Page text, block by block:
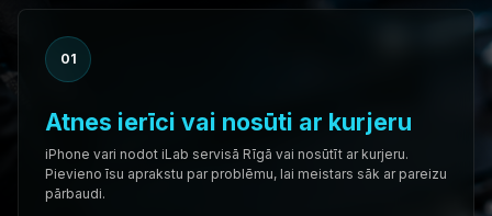
01
Atnes ierīci vai nosūti ar kurjeru
iPhone vari nodot iLab servisā Rīgā vai nosūtīt ar kurjeru.
Pievieno īsu aprakstu par problēmu, lai meistars sāk ar pareizu
pārbaudi.